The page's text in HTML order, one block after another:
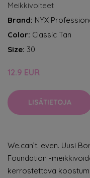
Meikkivoiteet
Brand: NYX
Color: Classic Tan
Size: 30
12.9 EUR
LISÄTIETOJA
We.can’t. even. Uusi
Foundation -
kerrostettava